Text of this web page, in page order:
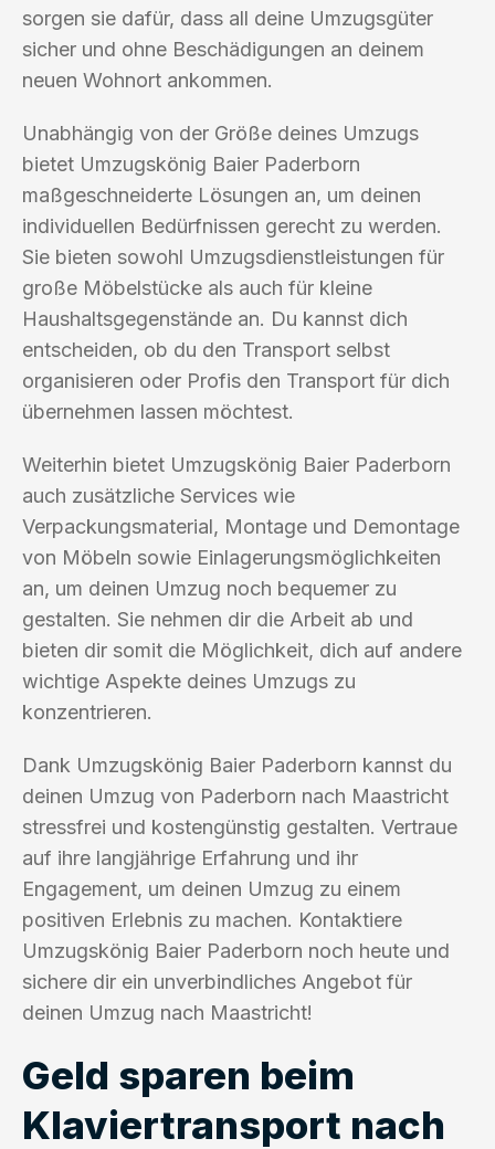
sorgen sie dafür, dass all deine Umzugsgüter
sicher und ohne Beschädigungen an deinem
neuen Wohnort ankommen.
Unabhängig von der Größe deines Umzugs
bietet Umzugskönig Baier Paderborn
maßgeschneiderte Lösungen an, um deinen
individuellen Bedürfnissen gerecht zu werden.
Sie bieten sowohl Umzugsdienstleistungen für
große Möbelstücke als auch für kleine
Haushaltsgegenstände an. Du kannst dich
entscheiden, ob du den Transport selbst
organisieren oder Profis den Transport für dich
übernehmen lassen möchtest.
Weiterhin bietet Umzugskönig Baier Paderborn
auch zusätzliche Services wie
Verpackungsmaterial, Montage und Demontage
von Möbeln sowie Einlagerungsmöglichkeiten
an, um deinen Umzug noch bequemer zu
gestalten. Sie nehmen dir die Arbeit ab und
bieten dir somit die Möglichkeit, dich auf andere
wichtige Aspekte deines Umzugs zu
konzentrieren.
Dank Umzugskönig Baier Paderborn kannst du
deinen Umzug von Paderborn nach Maastricht
stressfrei und kostengünstig gestalten. Vertraue
auf ihre langjährige Erfahrung und ihr
Engagement, um deinen Umzug zu einem
positiven Erlebnis zu machen. Kontaktiere
Umzugskönig Baier Paderborn noch heute und
sichere dir ein unverbindliches Angebot für
deinen Umzug nach Maastricht!
Geld sparen beim
Klaviertransport nach